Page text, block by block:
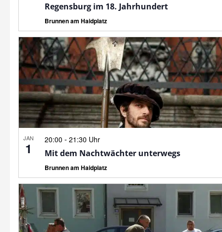
Regensburg im 18. Jahrhundert
Brunnen am Haidplatz
JAN
1
20:00 - 21:30 Uhr
Mit dem Nachtwächter unterwegs
Brunnen am Haidplatz